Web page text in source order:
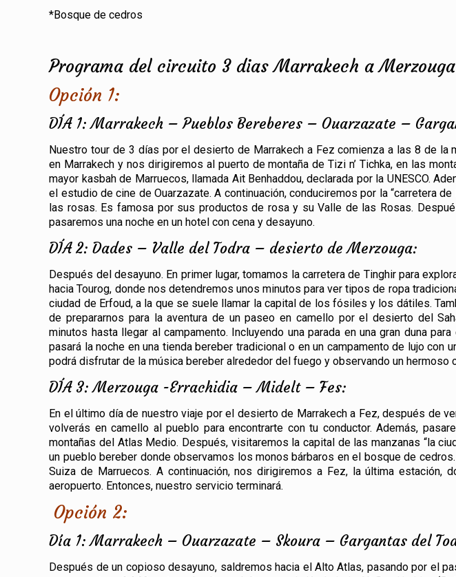
*Bosque de cedros
Programa del circuito 3 dias Marrakech a
Opción 1:
DÍA 1: Marrakech – Pueblos Bereberes – Ouarzazate –
Nuestro tour de 3 días por el desierto de Marrakech a Fez comienza a las 8 de la
en Marrakech y nos dirigiremos al puerto de montaña de Tizi n’ Tichka, en las
mayor kasbah de Marruecos, llamada Ait Benhaddou, declarada por la UNESCO.
el estudio de cine de Ouarzazate. A continuación, conduciremos por la “carretera
las rosas. Es famosa por sus productos de rosa y su Valle de las Rosas.
pasaremos una noche en un hotel con cena y desayuno.
DÍA 2: Dades – Valle del Todra – desierto de Merzouga:
Después del desayuno. En primer lugar, tomamos la carretera de Tinghir para
hacia Tourog, donde nos detendremos unos minutos para ver tipos de ropa
ciudad de Erfoud, a la que se suele llamar la capital de los fósiles y los dátiles.
de prepararnos para la aventura de un paseo en camello por el desierto del
minutos hasta llegar al campamento. Incluyendo una parada en una gran duna
pasará la noche en una tienda bereber tradicional o en un campamento de lujo con
podrá disfrutar de la música bereber alrededor del fuego y observando un hermoso
DÍA 3: Merzouga -Errachidia – Midelt – Fes:
En el último día de nuestro viaje por el desierto de Marrakech a Fez, después de
volverás en camello al pueblo para encontrarte con tu conductor. Además,
montañas del Atlas Medio. Después, visitaremos la capital de las manzanas “la
un pueblo bereber donde observamos los monos bárbaros en el bosque de
Suiza de Marruecos. A continuación, nos dirigiremos a Fez, la última estación,
aeropuerto. Entonces, nuestro servicio terminará.
Opción 2:
Día 1: Marrakech – Ouarzazate – Skoura – Gargantas del
Después de un copioso desayuno, saldremos hacia el Alto Atlas, pasando por el